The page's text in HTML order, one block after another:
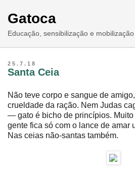
Gatoca
Educação, sensibilização e
25.7.18
Santa Ceia
Não teve corpo e sangue de
crueldade da ração. Nem Judas
― gato é bicho de princípios. Muito
gente fica só com o lance de amar
Nas ceias não-santas também.